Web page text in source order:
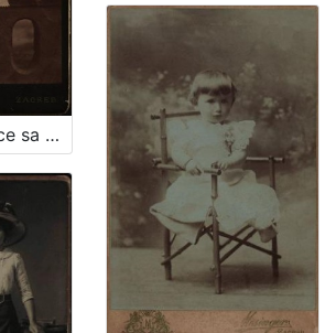
Portret djevojčice sa cvjetnim vjenčićem / [Gjuro Varga] ; [izradio fotografski atelijer] G. & I. Varga